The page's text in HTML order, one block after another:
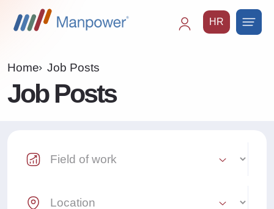
HR
Home Job Posts
Job Posts
Industry Select
Location Select